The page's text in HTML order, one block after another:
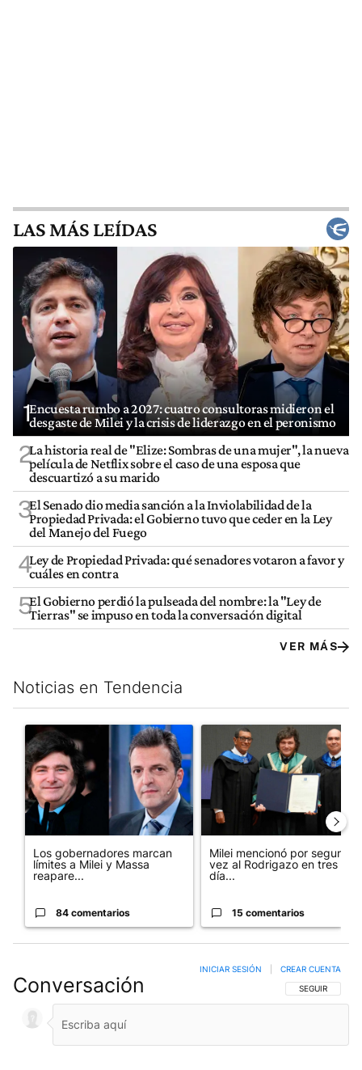
LAS MÁS LEÍDAS
1Encuesta rumbo a 2027: cuatro consultoras midieron el
desgaste de Milei y la crisis de liderazgo en el peronismo
2La historia real de "Elize: Sombras de una mujer", la nueva
película de Netflix sobre el caso de una esposa que
descuartizó a su marido
3El Senado dio media sanción a la Inviolabilidad de la
Propiedad Privada: el Gobierno tuvo que ceder en la Ley
del Manejo del Fuego
4Ley de Propiedad Privada: qué senadores votaron a favor y
cuáles en contra
5El Gobierno perdió la pulseada del nombre: la "Ley de
Tierras" se impuso en toda la conversación digital
VER MÁS
Noticias en Tendencia
Este listado muestra los artículos con más comentarios en los
Un artículo de tendencia con el título "Los gobernadores
Los gobernadores marcan
límites a Milei y Massa
reapare...
84 comentarios
Un artículo de tendencia con
Milei mencionó por segunda
vez al Rodrigazo en tres
día...
15 comentarios
Conversación SIGA ESTA
SEGUIR
INICIAR SESIÓN CREAR CUENTA